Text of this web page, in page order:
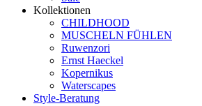
Kollektionen
CHILDHOOD
MUSCHELN FÜHLEN
Ruwenzori
Ernst Haeckel
Kopernikus
Waterscapes
Style-Beratung